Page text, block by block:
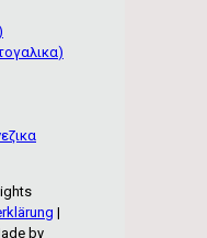
)
|
by